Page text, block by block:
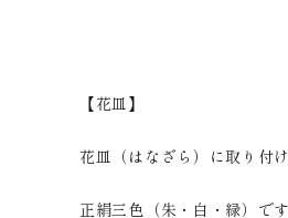
【花皿】
花皿（はなざら）に取り付
正絹三色（朱・白・緑）です